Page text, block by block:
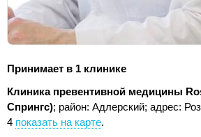
Принимает в 1 клинике
Клиника превентивной медицины
Спрингс); район: Адлерский; адрес:
4 показать на карте.